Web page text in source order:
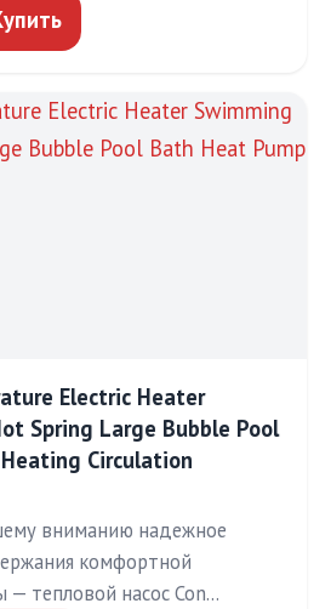
Electric Heater
Spring Large Bubble Pool
Circulation
вниманию надежное
комфортной
тепловой насос Con…